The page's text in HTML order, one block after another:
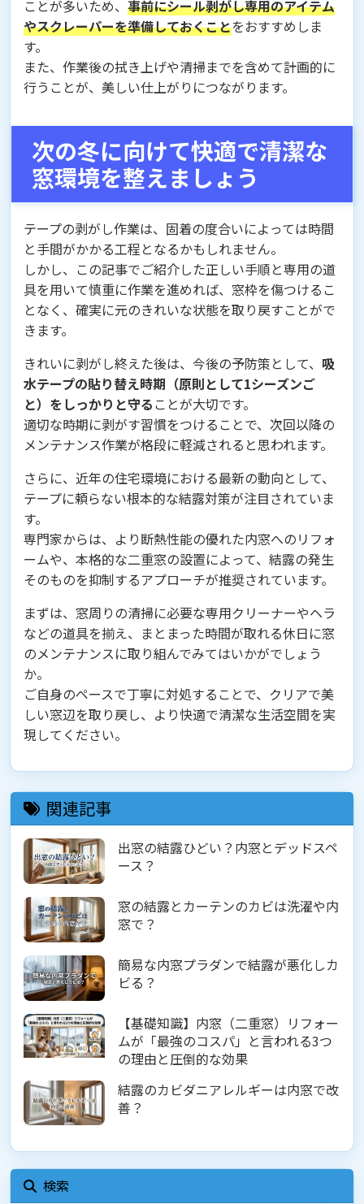
ことが多いため、 事前にシール剥がし専用のアイテム
やスクレーパーを準備しておくことをおすすめしま
す。
また、作業後の拭き上げや清掃までを含めて計画的に
行うことが、美しい仕上がりにつながります。
次の冬に向けて快適で清潔な
窓環境を整えましょう
テープの剥がし作業は、固着の度合いによっては時間
と手間がかかる工程となるかもしれません。
しかし、この記事でご紹介した正しい手順と専用の道
具を用いて慎重に作業を進めれば、窓枠を傷つけるこ
となく、確実に元のきれいな状態を取り戻すことがで
きます。
きれいに剥がし終えた後は、今後の予防策として、 吸
水テープの貼り替え時期（原則として1シーズンご
と）をしっかりと守る ことが大切です。
適切な時期に剥がす習慣をつけることで、次回以降の
メンテナンス作業が格段に軽減されると思われます。
さらに、近年の住宅環境における最新の動向として、
テープに頼らない根本的な結露対策が注目されていま
す。
専門家からは、より断熱性能の優れた内窓へのリフォ
ームや、本格的な二重窓の設置によって、結露の発生
そのものを抑制するアプローチが推奨されています。
まずは、窓周りの清掃に必要な専用クリーナーやヘラ
などの道具を揃え、まとまった時間が取れる休日に窓
のメンテナンスに取り組んでみてはいかがでしょう
か。
ご自身のペースで丁寧に対処することで、クリアで美
しい窓辺を取り戻し、より快適で清潔な生活空間を実
現してください。
関連記事
出窓の結露ひどい？内窓とデッドスペ
ース？
窓の結露とカーテンのカビは洗濯や内
窓で？
簡易な内窓プラダンで結露が悪化しカ
ビる？
【基礎知識】内窓（二重窓）リフォー
ムが「最強のコスパ」と言われる3つ
の理由と圧倒的な効果
結露のカビダニアレルギーは内窓で改
善？
検索